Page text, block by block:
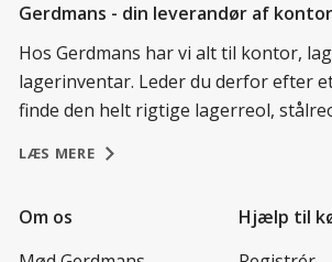
Gerdmans - din leverandør af
Hos Gerdmans har vi alt til kontor,
lagerinventar. Leder du derfor efter
finde den helt rigtige lagerreol,
LÆS MERE
Om os
Hjælp til